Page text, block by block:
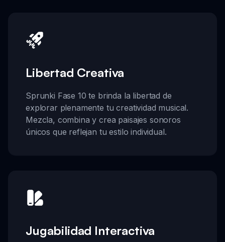
Libertad Creativa
Sprunki Fase 10 te brinda la libertad de
explorar plenamente tu creatividad musical.
Mezcla, combina y crea paisajes sonoros
únicos que reflejan tu estilo individual.
Jugabilidad Interactiva